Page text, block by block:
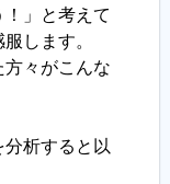
！」と考えて
します。
々がこんな
析すると以